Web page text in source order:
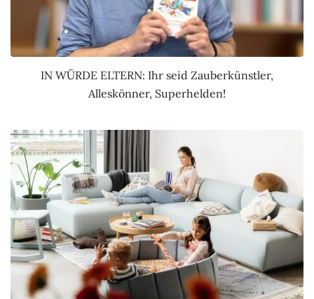
IN WÜRDE ELTERN: Ihr seid Zauberkünstler,
Alleskönner, Superhelden!